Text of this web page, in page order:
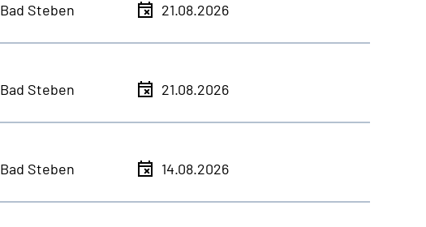
Bad Steben 21.08.2026
Bad Steben 21.08.2026
Bad Steben 14.08.2026